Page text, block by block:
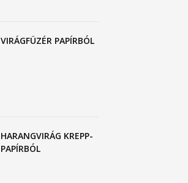
VIRÁGFÜZÉR PAPÍRBÓL
HARANGVIRÁG KREPP-
PAPÍRBÓL